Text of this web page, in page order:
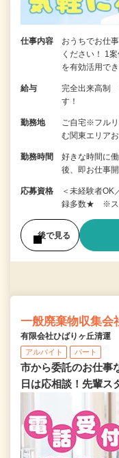
仕事内容
おうちでお仕
ください！ 1
を有効活用で
給与
完全出来高制
す！
勤務地
ご自宅※フル
む関東エリア
勤務時間
好きな時間に
後、即お仕事
応募資格
＜未経験者
録多数★ ※ス
後で見る
一般廃棄物収集会
有限会社ひばりヶ丘清運
アルバイト パート
市から委託のお仕事
日は応相談！先輩ス